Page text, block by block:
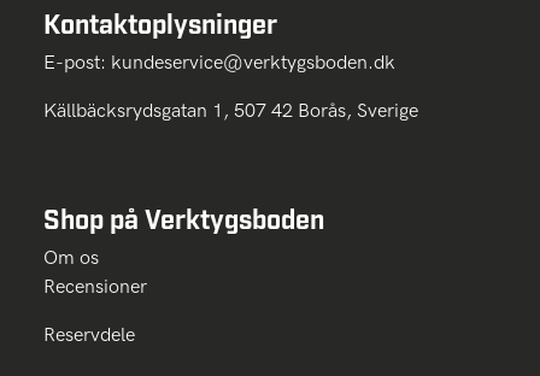
Kontaktoplysninger
E-post: kundeservice@verktygsboden.dk
Källbäcksrydsgatan 1, 507 42 Borås, Sverige
Shop på Verktygsboden
Om os
Recensioner
Reservdele